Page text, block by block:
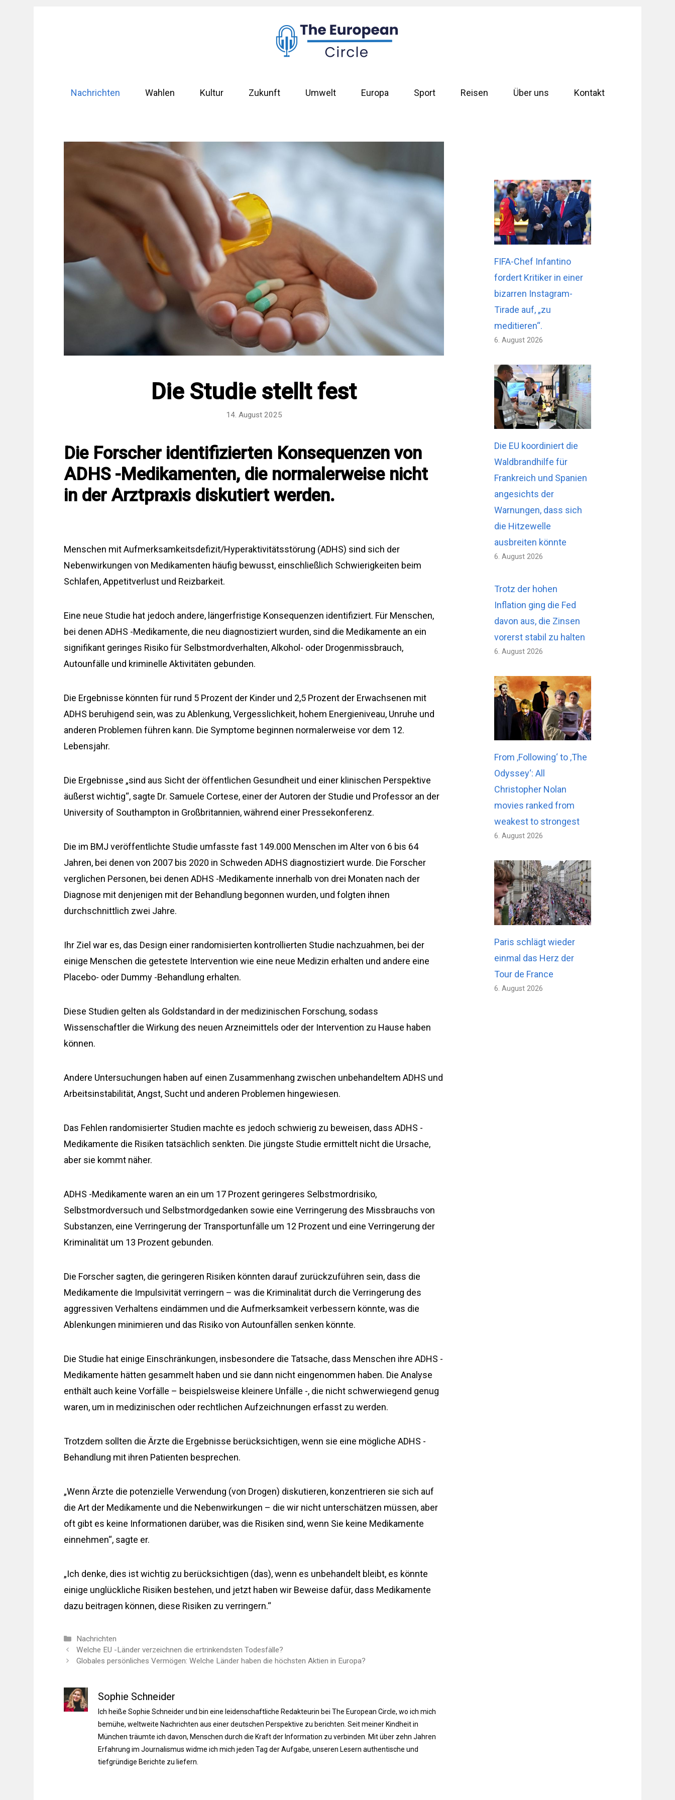
Nachrichten Wahlen Kultur Zukunft Umwelt Europa Sport Reisen Über uns Kontakt
Die Studie stellt fest
14. August 2025
Die Forscher identifizierten Konsequenzen von
ADHS -Medikamenten, die normalerweise nicht
in der Arztpraxis diskutiert werden.
Menschen mit Aufmerksamkeitsdefizit/Hyperaktivitätsstörung (ADHS) sind sich der
Nebenwirkungen von Medikamenten häufig bewusst, einschließlich Schwierigkeiten beim
Schlafen, Appetitverlust und Reizbarkeit.
Eine neue Studie hat jedoch andere, längerfristige Konsequenzen identifiziert. Für Menschen,
bei denen ADHS -Medikamente, die neu diagnostiziert wurden, sind die Medikamente an ein
signifikant geringes Risiko für Selbstmordverhalten, Alkohol- oder Drogenmissbrauch,
Autounfälle und kriminelle Aktivitäten gebunden.
Die Ergebnisse könnten für rund 5 Prozent der Kinder und 2,5 Prozent der Erwachsenen mit
ADHS beruhigend sein, was zu Ablenkung, Vergesslichkeit, hohem Energieniveau, Unruhe und
anderen Problemen führen kann. Die Symptome beginnen normalerweise vor dem 12.
Lebensjahr.
Die Ergebnisse „sind aus Sicht der öffentlichen Gesundheit und einer klinischen Perspektive
äußerst wichtig“, sagte Dr. Samuele Cortese, einer der Autoren der Studie und Professor an der
University of Southampton in Großbritannien, während einer Pressekonferenz.
Die im BMJ veröffentlichte Studie umfasste fast 149.000 Menschen im Alter von 6 bis 64
Jahren, bei denen von 2007 bis 2020 in Schweden ADHS diagnostiziert wurde. Die Forscher
verglichen Personen, bei denen ADHS -Medikamente innerhalb von drei Monaten nach der
Diagnose mit denjenigen mit der Behandlung begonnen wurden, und folgten ihnen
durchschnittlich zwei Jahre.
Ihr Ziel war es, das Design einer randomisierten kontrollierten Studie nachzuahmen, bei der
einige Menschen die getestete Intervention wie eine neue Medizin erhalten und andere eine
Placebo- oder Dummy -Behandlung erhalten.
Diese Studien gelten als Goldstandard in der medizinischen Forschung, sodass
Wissenschaftler die Wirkung des neuen Arzneimittels oder der Intervention zu Hause haben
können.
Andere Untersuchungen haben auf einen Zusammenhang zwischen unbehandeltem ADHS und
Arbeitsinstabilität, Angst, Sucht und anderen Problemen hingewiesen.
Das Fehlen randomisierter Studien machte es jedoch schwierig zu beweisen, dass ADHS -
Medikamente die Risiken tatsächlich senkten. Die jüngste Studie ermittelt nicht die Ursache,
aber sie kommt näher.
ADHS -Medikamente waren an ein um 17 Prozent geringeres Selbstmordrisiko,
Selbstmordversuch und Selbstmordgedanken sowie eine Verringerung des Missbrauchs von
Substanzen, eine Verringerung der Transportunfälle um 12 Prozent und eine Verringerung der
Kriminalität um 13 Prozent gebunden.
Die Forscher sagten, die geringeren Risiken könnten darauf zurückzuführen sein, dass die
Medikamente die Impulsivität verringern – was die Kriminalität durch die Verringerung des
aggressiven Verhaltens eindämmen und die Aufmerksamkeit verbessern könnte, was die
Ablenkungen minimieren und das Risiko von Autounfällen senken könnte.
Die Studie hat einige Einschränkungen, insbesondere die Tatsache, dass Menschen ihre ADHS -
Medikamente hätten gesammelt haben und sie dann nicht eingenommen haben. Die Analyse
enthält auch keine Vorfälle – beispielsweise kleinere Unfälle -, die nicht schwerwiegend genug
waren, um in medizinischen oder rechtlichen Aufzeichnungen erfasst zu werden.
Trotzdem sollten die Ärzte die Ergebnisse berücksichtigen, wenn sie eine mögliche ADHS -
Behandlung mit ihren Patienten besprechen.
„Wenn Ärzte die potenzielle Verwendung (von Drogen) diskutieren, konzentrieren sie sich auf
die Art der Medikamente und die Nebenwirkungen – die wir nicht unterschätzen müssen, aber
oft gibt es keine Informationen darüber, was die Risiken sind, wenn Sie keine Medikamente
einnehmen“, sagte er.
„Ich denke, dies ist wichtig zu berücksichtigen (das), wenn es unbehandelt bleibt, es könnte
einige unglückliche Risiken bestehen, und jetzt haben wir Beweise dafür, dass Medikamente
dazu beitragen können, diese Risiken zu verringern.“
Kategorien
Nachrichten
Welche EU -Länder verzeichnen die ertrinkendsten Todesfälle?
Globales persönliches Vermögen: Welche Länder haben die höchsten Aktien in Europa?
Sophie Schneider
Ich heiße Sophie Schneider und bin eine leidenschaftliche Redakteurin bei The European Circle, wo ich mich
bemühe, weltweite Nachrichten aus einer deutschen Perspektive zu berichten. Seit meiner Kindheit in
München träumte ich davon, Menschen durch die Kraft der Information zu verbinden. Mit über zehn Jahren
Erfahrung im Journalismus widme ich mich jeden Tag der Aufgabe, unseren Lesern authentische und
tiefgründige Berichte zu liefern.
FIFA-Chef Infantino
fordert Kritiker in einer
bizarren Instagram-
Tirade auf, „zu
meditieren“.
6. August 2026
Die EU koordiniert die
Waldbrandhilfe für
Frankreich und Spanien
angesichts der
Warnungen, dass sich
die Hitzewelle
ausbreiten könnte
6. August 2026
Trotz der hohen
Inflation ging die Fed
davon aus, die Zinsen
vorerst stabil zu halten
6. August 2026
From ‚Following‘ to ‚The
Odyssey‘: All
Christopher Nolan
movies ranked from
weakest to strongest
6. August 2026
Paris schlägt wieder
einmal das Herz der
Tour de France
6. August 2026